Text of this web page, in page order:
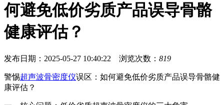
何避免低价劣质产品误导骨骼
健康评估？
发布日期：2025-05-27 10:40:22 浏览次数： 819
警惕超声波骨密度仪误区：如何避免低价劣质产品误导骨骼健
康评估？